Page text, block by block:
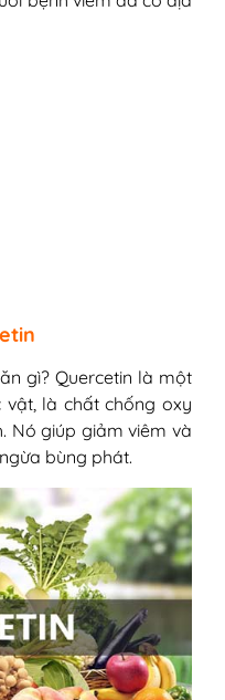
gì? Quercetin là một
là chất chống oxy
Nó giúp giảm viêm và
bùng phát.